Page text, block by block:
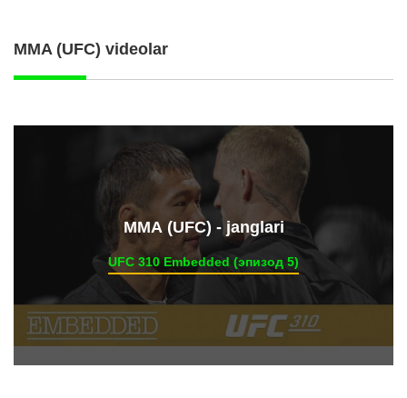
MMA (UFC) videolar
ММА (UFC) - janglari
UFC 310 Embedded (эпизод 5)